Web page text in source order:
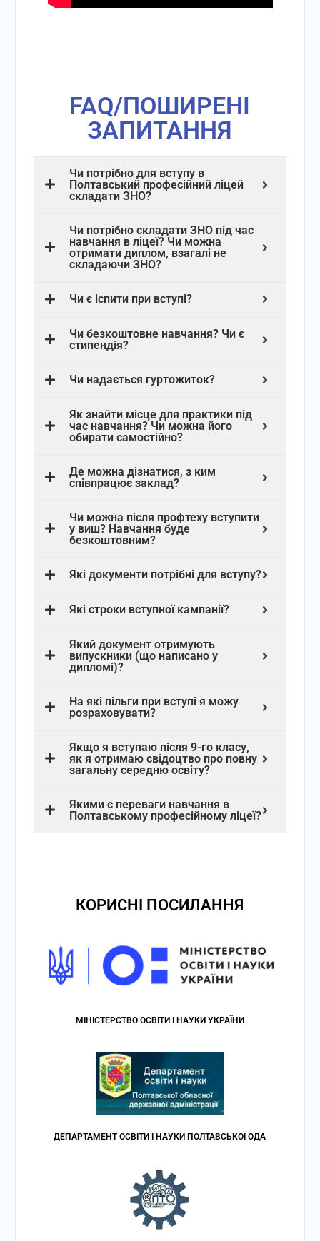
FAQ/ПОШИРЕНІ
ЗАПИТАННЯ
Чи потрібно для вступу в
Полтавський професійний ліцей
складати ЗНО?
Чи потрібно складати ЗНО під час
навчання в ліцеї? Чи можна
отримати диплом, взагалі не
складаючи ЗНО?
Чи є іспити при вступі?
Чи безкоштовне навчання? Чи є
стипендія?
Чи надається гуртожиток?
Як знайти місце для практики під
час навчання? Чи можна його
обирати самостійно?
Де можна дізнатися, з ким
співпрацює заклад?
Чи можна після профтеху вступити
у виш? Навчання буде
безкоштовним?
Які документи потрібні для вступу?
Які строки вступної кампанії?
Який документ отримують
випускники (що написано у
дипломі)?
На які пільги при вступі я можу
розраховувати?
Якщо я вступаю після 9-го класу,
як я отримаю свідоцтво про повну
загальну середню освіту?
Якими є переваги навчання в
Полтавському професійному ліцеї?
КОРИСНІ ПОСИЛАННЯ
МІНІСТЕРСТВО ОСВІТИ І НАУКИ УКРАЇНИ
ДЕПАРТАМЕНТ ОСВІТИ І НАУКИ ПОЛТАВСЬКОЇ ОДА